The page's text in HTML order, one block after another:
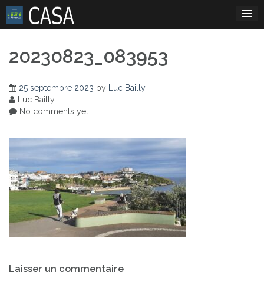
Skip
content
20230823_083953
25 septembre 2023 by Luc Bailly
Luc Bailly
No comments yet
de
Laisser un commentaire